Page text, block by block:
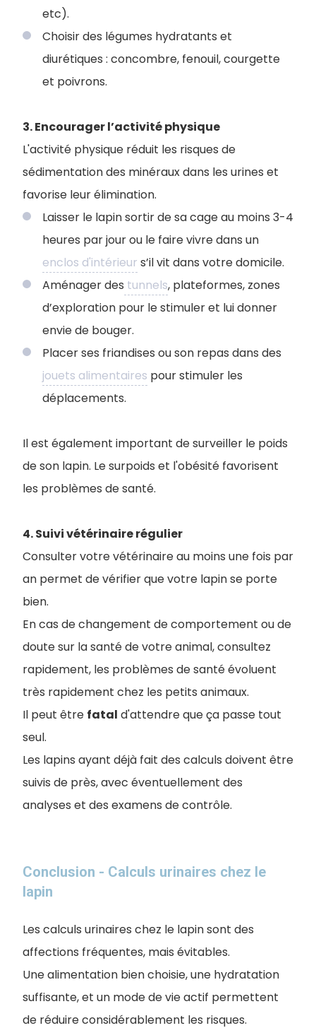
etc).
Choisir des légumes hydratants et
diurétiques : concombre, fenouil, courgette
et poivrons.
3. Encourager l’activité physique
L'activité physique réduit les risques de
sédimentation des minéraux dans les urines et
favorise leur élimination.
Laisser le lapin sortir de sa cage au moins 3-4
heures par jour ou le faire vivre dans un
enclos d'intérieur s’il vit dans votre domicile.
Aménager des tunnels, plateformes, zones
d’exploration pour le stimuler et lui donner
envie de bouger.
Placer ses friandises ou son repas dans des
jouets alimentaires pour stimuler les
déplacements.
Il est également important de surveiller le poids
de son lapin. Le surpoids et l'obésité favorisent
les problèmes de santé.
4. Suivi vétérinaire régulier
Consulter votre vétérinaire au moins une fois par
an permet de vérifier que votre lapin se porte
bien.
En cas de changement de comportement ou de
doute sur la santé de votre animal, consultez
rapidement, les problèmes de santé évoluent
très rapidement chez les petits animaux.
Il peut être fatal d'attendre que ça passe tout
seul.
Les lapins ayant déjà fait des calculs doivent être
suivis de près, avec éventuellement des
analyses et des examens de contrôle.
Conclusion - Calculs urinaires chez le
lapin
Les calculs urinaires chez le lapin sont des
affections fréquentes, mais évitables.
Une alimentation bien choisie, une hydratation
suffisante, et un mode de vie actif permettent
de réduire considérablement les risques.